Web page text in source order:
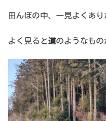
田んぼの中、一見よくあり
よく見ると道のようなもの